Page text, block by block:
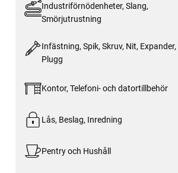
Industriförnödenheter, Slang,
Smörjutrustning
Infästning, Spik, Skruv, Nit, Expander,
Plugg
Kontor, Telefoni- och datortillbehör
Lås, Beslag, Inredning
Pentry och Hushåll